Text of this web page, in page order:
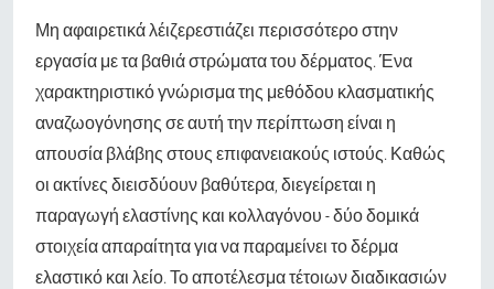
Μη αφαιρετικά λέιζερεστιάζει περισσότερο στην
εργασία με τα βαθιά στρώματα του δέρματος. Ένα
χαρακτηριστικό γνώρισμα της μεθόδου κλασματικής
αναζωογόνησης σε αυτή την περίπτωση είναι η
απουσία βλάβης στους επιφανειακούς ιστούς. Καθώς
οι ακτίνες διεισδύουν βαθύτερα, διεγείρεται η
παραγωγή ελαστίνης και κολλαγόνου - δύο δομικά
στοιχεία απαραίτητα για να παραμείνει το δέρμα
ελαστικό και λείο. Το αποτέλεσμα τέτοιων διαδικασιών